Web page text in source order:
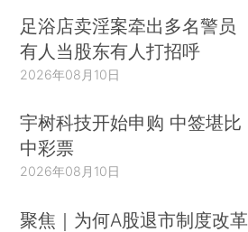
足浴店卖淫案牵出多名警员
有人当股东有人打招呼
2026年08月10日
宇树科技开始申购 中签堪比
中彩票
2026年08月10日
聚焦｜为何A股退市制度改革